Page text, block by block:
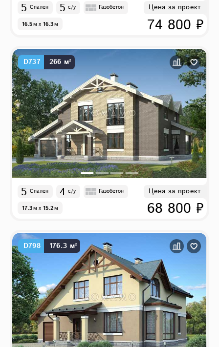
5 Спален 5 с/у Газобетон
16.5м x 16.3м
Цена за проект
74 800 ₽
D737 266 м²
5 Спален 4 с/у Газобетон
17.3м x 15.2м
Цена за проект
68 800 ₽
D798 176.3 м²